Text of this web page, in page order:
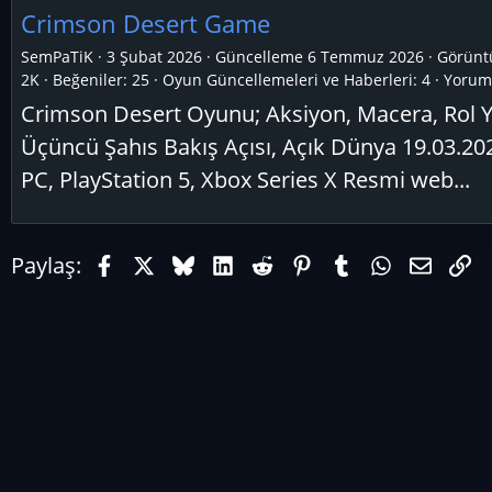
Crimson Desert Game
SemPaTiK 3 Şubat 2026 Güncelleme 6 Temmuz 2026
2K
Beğeniler: 25 Oyun Güncellemeleri ve Haberleri: 4
Crimson Desert Oyunu; Aksiyon, Macera, Rol
Üçüncü Şahıs Bakış Açısı, Açık Dünya
PC, PlayStation 5, Xbox Series X Resmi web...
Paylaş: FacebookX (Twitter)
BlueskyLinkedIn
RedditPinterestTumblr
WhatsApp
E-posta